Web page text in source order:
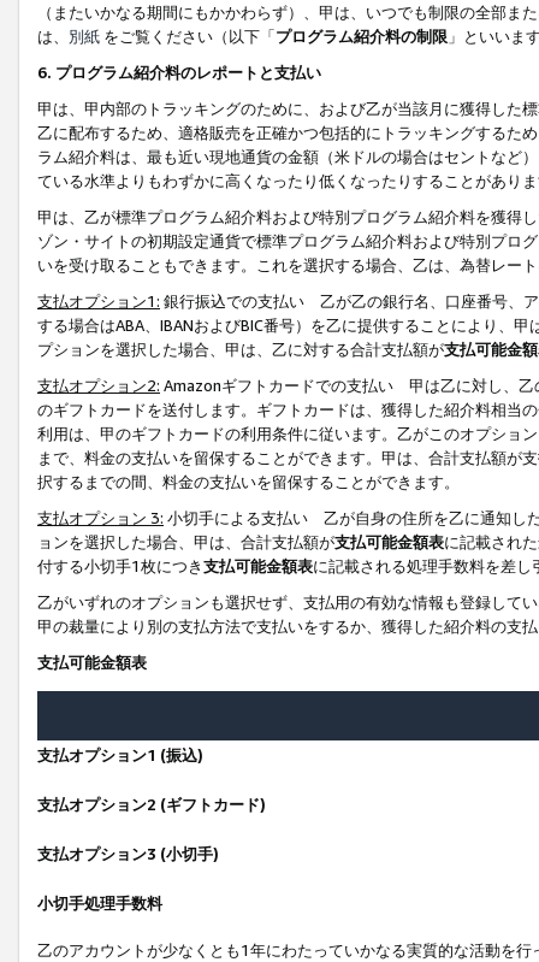
（またいかなる期間にもかかわらず）、甲は、いつでも制限の全部
は、 別紙 をご覧ください（以下「プログラム紹介料の制限 」といいま
6. プログラム紹介料のレポートと支払い
甲は、甲内部のトラッキングのために、および乙が当該月に獲得した
乙に配布するため、適格販売を正確かつ包括的にトラッキングするた
ラム紹介料は、最も近い現地通貨の金額（米ドルの場合はセントなど
ている水準よりもわずかに高くなったり低くなったりすることがあり
甲は、乙が標準プログラム紹介料および特別プログラム紹介料を獲得
ゾン・サイトの初期設定通貨で標準プログラム紹介料および特別プロ
いを受け取ることもできます。これを選択する場合、乙は、為替レー
支払オプション1: 銀行振込での支払い 乙が乙の銀行名、口座番号、
する場合はABA、IBANおよびBIC番号）を乙に提供することにより、
プションを選択した場合、甲は、乙に対する合計支払額が支払可能金
支払オプション2: Amazonギフトカードでの支払い 甲は乙に対し、乙
のギフトカードを送付します。ギフトカードは、獲得した紹介料相当
利用は、甲のギフトカードの利用条件に従います。乙がこのオプショ
まで、料金の支払いを留保することができます。甲は、合計支払額が
択するまでの間、料金の支払いを留保することができます。
支払オプション 3: 小切手による支払い 乙が自身の住所を乙に通知し
ョンを選択した場合、甲は、合計支払額が支払可能金額表に記載され
付する小切手1枚につき支払可能金額表に記載される処理手数料を差し
乙がいずれのオプションも選択せず、支払用の有効な情報も登録して
甲の裁量により別の支払方法で支払いをするか、獲得した紹介料の支
支払可能金額表
支払オプション1 (振込)
支払オプション2 (ギフトカード)
支払オプション3 (小切手)
小切手処理手数料
乙のアカウントが少なくとも1年にわたっていかなる実質的な活動を